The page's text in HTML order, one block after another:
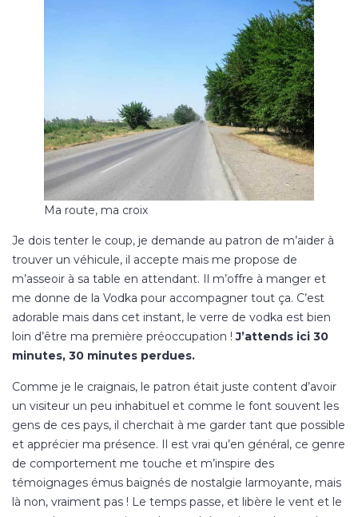
Ma route, ma croix
Je dois tenter le coup, je demande au patron de m’aider à
trouver un véhicule, il accepte mais me propose de
m’asseoir à sa table en attendant. Il m’offre à manger et
me donne de la Vodka pour accompagner tout ça. C’est
adorable mais dans cet instant, le verre de vodka est bien
loin d’être ma première préoccupation ! J’attends ici 30
minutes, 30 minutes perdues.
Comme je le craignais, le patron était juste content d’avoir
un visiteur un peu inhabituel et comme le font souvent les
gens de ces pays, il cherchait à me garder tant que possible
et apprécier ma présence. Il est vrai qu’en général, ce genre
de comportement me touche et m’inspire des
témoignages émus baignés de nostalgie larmoyante, mais
là non, vraiment pas ! Le temps passe, et libère le vent et le